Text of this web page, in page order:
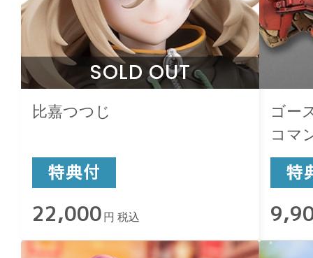
SOLD OUT
比嘉つつじ
22,000 円 税込
ゴー
コマ